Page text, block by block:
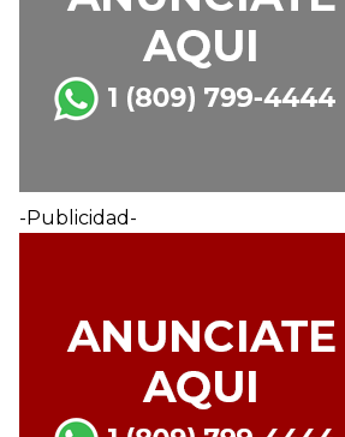
-Publicidad-